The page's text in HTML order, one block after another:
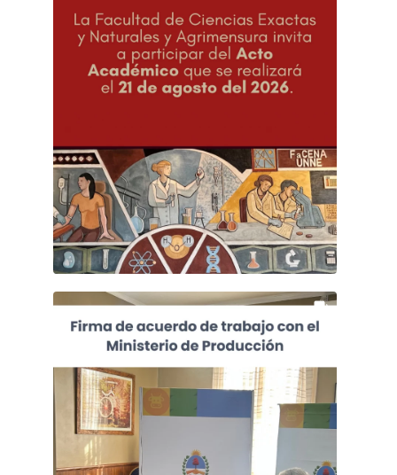
Durante la jornada compartimos esta actividad
junto a la Facultad de Odontología, cuyos equipos
desarrollaron capacitaciones sobre higiene
bucodental y brindaron atenciones de
odontopediatría, promoviendo el cuidado integral de
La actividad permitió fortalecer el vínculo entre la
Universidad y la comunidad, generando un espacio
de aprendizaje, prevención y promoción de la salud,
a través del trabajo conjunto entre las distintas
unidades académicas.
Agradecemos a todas las personas e instituciones
que hicieron posible esta jornada, reafirmando el
valor del trabajo colaborativo y el compromiso con
nuestra comunidad.
Esta actividad fue organizada por la Secretaría de
Vinculación y Transferencia de FaCENA, reafirmando
el compromiso de nuestra Facultad con la sociedad y
fortaleciendo los vínculos entre la Universidad y la
Acto Académico 2026
La Facultad de Ciencias Exactas y Naturales y
Agrimensura invita a participar del Acto Académico
10:00 h.
Si ya tenés tu diploma y querés participar del
Acto Académico, completá el siguiente formulario: